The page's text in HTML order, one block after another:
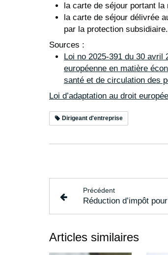
la carte de séjour portant
la carte de séjour délivrée
par la protection subsidiaire.
Sources :
Loi no 2025-391 du 30 avril
européenne en matière
santé et de circulation des
Loi d’adaptation au droit
Dirigeant d'entreprise
Précédent
Articles similaires